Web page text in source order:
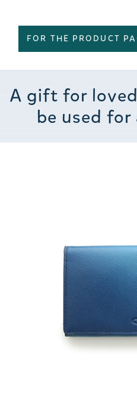
FOR THE PRODUCT
A gift for
be used